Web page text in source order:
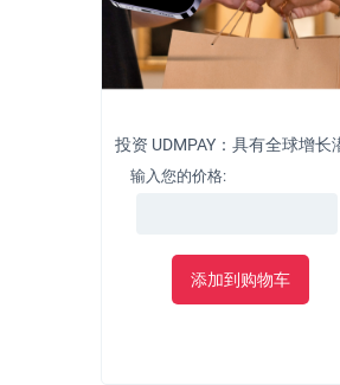
输入您的价格:
添加到购物车